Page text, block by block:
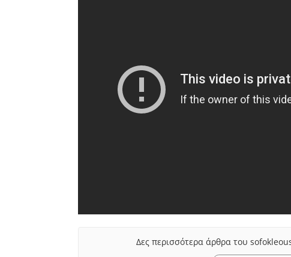
Δες περισσότερα άρθρα του